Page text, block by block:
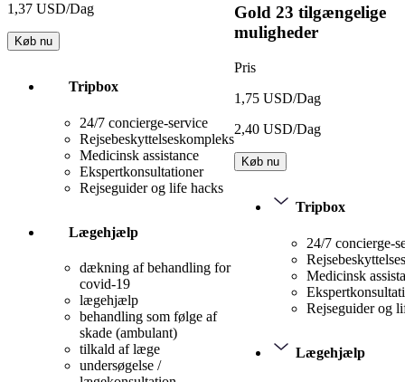
1,37 USD/Dag
Køb nu
Tripbox
24/7 concierge-service
Rejsebeskyttelseskompleks
Medicinsk assistance
Ekspertkonsultationer
Rejseguider og life hacks
Lægehjælp
dækning af behandling for
covid-19
lægehjælp
behandling som følge af
skade (ambulant)
tilkald af læge
undersøgelse /
Gold 23 tilgængelige
muligheder
Pris
1,75 USD/Dag
2,40 USD/Dag
Køb nu
Tripbox
24/7 concierge-
Medicinsk
Rejseguider og
Lægehjælp